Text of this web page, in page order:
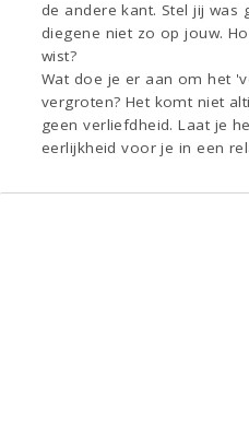
de andere kant. Stel jij was
diegene niet zo op jouw.
wist?
Wat doe je er aan om het
vergroten? Het komt niet
geen verliefdheid. Laat je
eerlijkheid voor je in een